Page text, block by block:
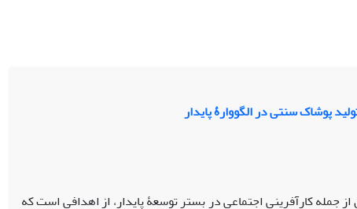
پوشاک سنتی در الگووارۀ پایدار
جمله کارآفرینی اجتماعی در بستر توسعۀ پایدار، از اهدافی است که